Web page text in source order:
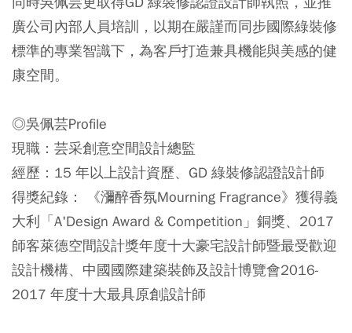
廣公司內部人員培訓，以期在嚴謹而同步國際綠裝修
標準的專業智識下，為客戶打造兼具機能與美感的健
康空間。
◎吳佩芸Profile
現職：芸采創意空間設計總監
經歷：15 年以上設計資歷、GD 綠裝修認證設計師
得獎紀錄： 《瀰醉香氛Mourning Fragrance》獲得義
大利「A'Design Award & Competition」銅獎、2017
師客萊德空間設計獎年度十大豪宅設計師暨最受歡迎
設計機構、中國國際建築裝飾及設計博覽會2016-
2017 年度十大最具原創設計師